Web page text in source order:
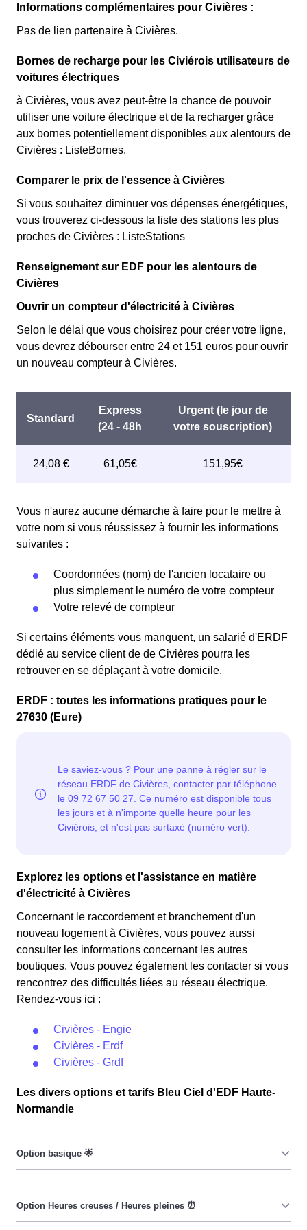
Informations complémentaires pour Civières :
Pas de lien partenaire à Civières.
Bornes de recharge pour les Civiérois utilisateurs de
voitures électriques
à Civières, vous avez peut-être la chance de pouvoir
utiliser une voiture électrique et de la recharger grâce
aux bornes potentiellement disponibles aux alentours de
Civières : ListeBornes.
Comparer le prix de l'essence à Civières
Si vous souhaitez diminuer vos dépenses énergétiques,
vous trouverez ci-dessous la liste des stations les plus
proches de Civières : ListeStations
Renseignement sur EDF pour les alentours de
Civières
Ouvrir un compteur d'électricité à Civières
Selon le délai que vous choisirez pour créer votre ligne,
vous devrez débourser entre 24 et 151 euros pour ouvrir
un nouveau compteur à Civières.
Vous n'aurez aucune démarche à faire pour le mettre à
votre nom si vous réussissez à fournir les informations
suivantes :
Coordonnées (nom) de l'ancien locataire ou
plus simplement le numéro de votre compteur
Votre relevé de compteur
Si certains éléments vous manquent, un salarié d'ERDF
dédié au service client de de Civières pourra les
retrouver en se déplaçant à votre domicile.
ERDF : toutes les informations pratiques pour le
27630 (Eure)
Explorez les options et l'assistance en matière
d'électricité à Civières
Concernant le raccordement et branchement d'un
nouveau logement à Civières, vous pouvez aussi
consulter les informations concernant les autres
boutiques. Vous pouvez également les contacter si vous
rencontrez des difficultés liées au réseau électrique.
Rendez-vous ici :
Civières - Engie
Civières - Erdf
Civières - Grdf
Les divers options et tarifs Bleu Ciel d'EDF Haute-
Normandie
date, ni de l'heure, que ce soit à Civières ou ailleurs. 💡